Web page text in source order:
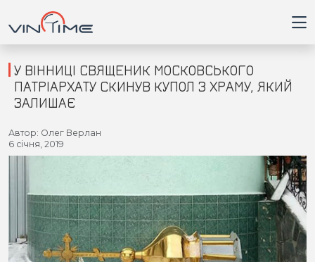
Головна
Війна
Кримінал
Здоров'я
У ВІННИЦІ СВЯЩЕНИК МОСКОВСЬКОГО
ПАТРІАРХАТУ СКИНУВ КУПОЛ З ХРАМУ, ЯКИЙ
ЗАЛИШАЄ
Автор: Олег Верлан
6 січня, 2019